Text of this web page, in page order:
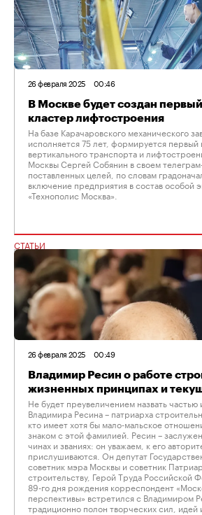
26 февраля 2025 00:46
В Москве будет создан
кластер лифтостроения
На базе Карачаровского механического
исполняется 75 лет, формируется первый
вертикального транспорта и
Москвы Сергей Собянин в своем
поставленных целей, по словам
включение предприятия в состав особой
«Технополис Москва».
СТАТЬИ
26 февраля 2025 00:49
Владимир Ресин о работе
жизненных принципах и
Не будет преувеличением назвать
Владимира Ресина – патриарха
кто имеет хотя бы мало-мальское
знаком с этой фамилией. Ресин –
чинах и званиях: он уважаем, к его
прислушиваются. Он депутат
советник мэра Москвы и советник
строительству, Герой Труда Российской
89-го дня рождения корреспондент
перспективы» встретился с Владимиром
традиционно полон творческих сил, идей